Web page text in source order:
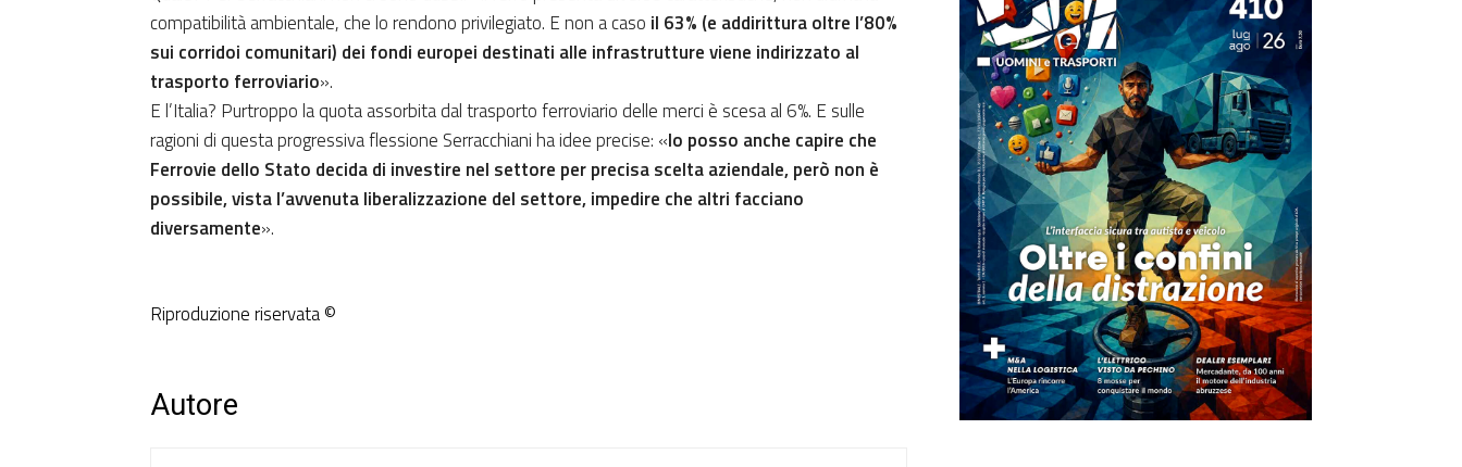
compatibilità ambientale, che lo rendono privilegiato. E non a caso il 63% (e addirittura oltre l’80%
sui corridoi comunitari) dei fondi europei destinati alle infrastrutture viene indirizzato al
trasporto ferroviario».
E l’Italia? Purtroppo la quota assorbita dal trasporto ferroviario delle merci è scesa al 6%. E sulle
ragioni di questa progressiva flessione Serracchiani ha idee precise: «Io posso anche capire che
Ferrovie dello Stato decida di investire nel settore per precisa scelta aziendale, però non è
possibile, vista l’avvenuta liberalizzazione del settore, impedire che altri facciano
diversamente».
Riproduzione riservata ©
Autore